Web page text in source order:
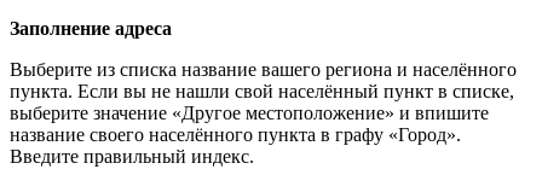
Заполнение адреса
Выберите из списка название вашего региона и населённого
пункта. Если вы не нашли свой населённый пункт в списке,
выберите значение «Другое местоположение» и впишите
название своего населённого пункта в графу «Город».
Введите правильный индекс.